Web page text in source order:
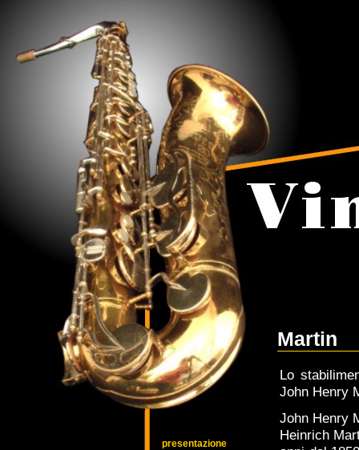
presentazione
Martin
Lo
John Henry
John Henry
Heinrich